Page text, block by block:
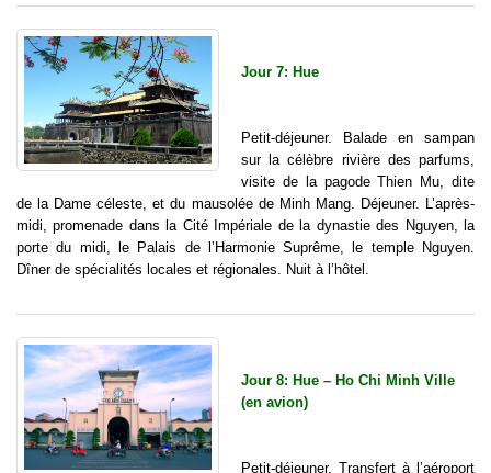
Jour 7: Hue
Petit-déjeuner. Balade en sampan
sur la célèbre rivière des parfums,
visite de la pagode Thien Mu, dite
de la Dame céleste, et du mausolée de Minh Mang. Déjeuner. L’après-
midi, promenade dans la Cité Impériale de la dynastie des Nguyen, la
porte du midi, le Palais de l’Harmonie Suprême, le temple Nguyen.
Dîner de spécialités locales et régionales. Nuit à l’hôtel.
Jour 8: Hue – Ho Chi Minh Ville
(en avion)
Petit-déjeuner. Transfert à l’aéroport